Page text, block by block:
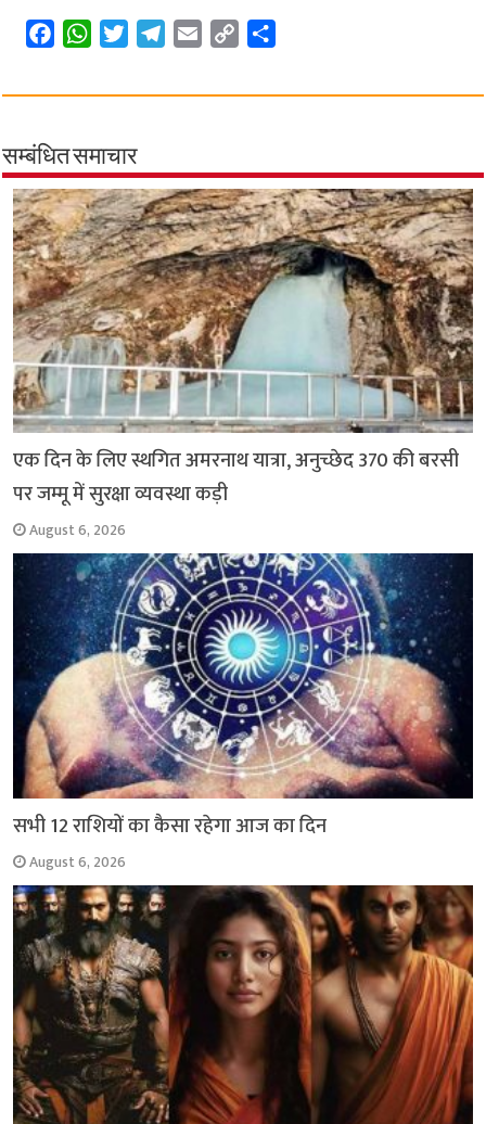
F
c
b
o
o
k
W
a
s
A
p
p
T
i
t
e
r
T
l
r
a
m
E
a
C
p
i
n
k
a
सम्बंधित समाचार
एक दिन के लिए स्थगित अमरनाथ यात्रा, अनुच्छेद 370 की बरसी
पर जम्मू में सुरक्षा व्यवस्था कड़ी
August 6, 2026
सभी 12 राशियों का कैसा रहेगा आज का दिन
August 6, 2026